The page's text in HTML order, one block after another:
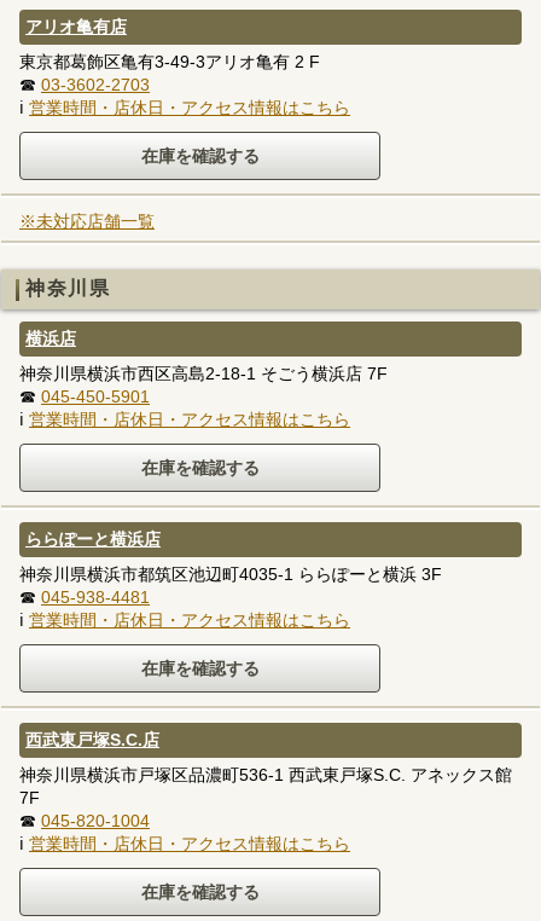
アリオ亀有店
東京都葛飾区亀有3-49-3アリオ亀有 2 F
☎ 03-3602-2703
ℹ 営業時間・店休日・アクセス情報はこちら
※未対応店舗一覧
神奈川県
横浜店
神奈川県横浜市西区高島2-18-1 そごう横浜店 7F
☎ 045-450-5901
ℹ 営業時間・店休日・アクセス情報はこちら
ららぽーと横浜店
神奈川県横浜市都筑区池辺町4035-1 ららぽーと横浜 3F
☎ 045-938-4481
ℹ 営業時間・店休日・アクセス情報はこちら
西武東戸塚S.C.店
神奈川県横浜市戸塚区品濃町536-1 西武東戸塚S.C. アネックス館
7F
☎ 045-820-1004
ℹ 営業時間・店休日・アクセス情報はこちら